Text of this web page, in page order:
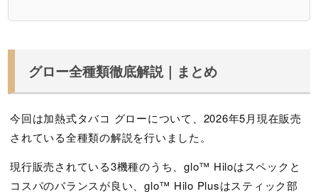
グロー全種類徹底解説｜まとめ
今回は加熱式タバコ グローについて、2026年5月現在販売
されている全種類の解説を行いました。
現行販売されている3機種のうち、glo™ Hiloはスペックと
コスパのバランスが良い、glo™ Hilo Plusはスティック部